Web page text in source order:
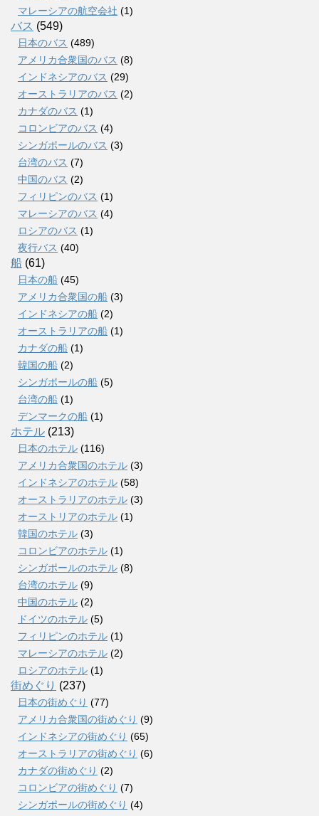
マレーシアの航空会社 (1)
バス (549)
日本のバス (489)
アメリカ合衆国のバス (8)
インドネシアのバス (29)
オーストラリアのバス (2)
カナダのバス (1)
コロンビアのバス (4)
シンガポールのバス (3)
台湾のバス (7)
中国のバス (2)
フィリピンのバス (1)
マレーシアのバス (4)
ロシアのバス (1)
夜行バス (40)
船 (61)
日本の船 (45)
アメリカ合衆国の船 (3)
インドネシアの船 (2)
オーストラリアの船 (1)
カナダの船 (1)
韓国の船 (2)
シンガポールの船 (5)
台湾の船 (1)
デンマークの船 (1)
ホテル (213)
日本のホテル (116)
アメリカ合衆国のホテル (3)
インドネシアのホテル (58)
オーストラリアのホテル (3)
オーストリアのホテル (1)
韓国のホテル (3)
コロンビアのホテル (1)
シンガポールのホテル (8)
台湾のホテル (9)
中国のホテル (2)
ドイツのホテル (5)
フィリピンのホテル (1)
マレーシアのホテル (2)
ロシアのホテル (1)
街めぐり (237)
日本の街めぐり (77)
アメリカ合衆国の街めぐり (9)
インドネシアの街めぐり (65)
オーストラリアの街めぐり (6)
カナダの街めぐり (2)
コロンビアの街めぐり (7)
シンガポールの街めぐり (4)